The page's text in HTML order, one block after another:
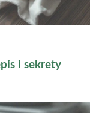
i sekrety